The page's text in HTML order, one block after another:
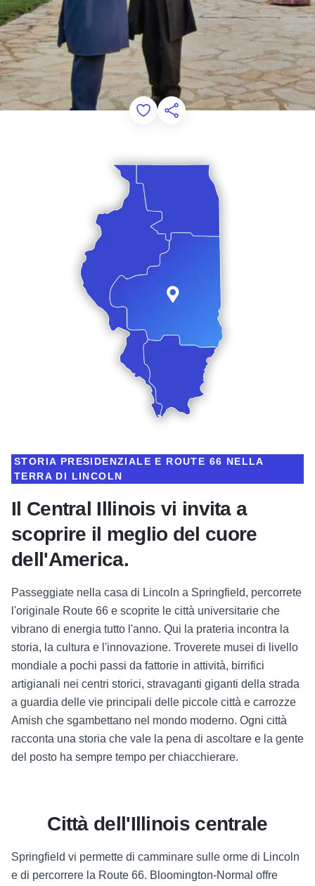
Add to Favorites
Condividi questa pagina
Il Central Illinois vi invita a
scoprire il meglio del cuore
dell'America.
STORIA PRESIDENZIALE E ROUTE 66 NELLA
TERRA DI LINCOLN
Passeggiate nella casa di Lincoln a Springfield, percorrete
l'originale Route 66 e scoprite le città universitarie che
vibrano di energia tutto l'anno. Qui la prateria incontra la
storia, la cultura e l'innovazione. Troverete musei di livello
mondiale a pochi passi da fattorie in attività, birrifici
artigianali nei centri storici, stravaganti giganti della strada
a guardia delle vie principali delle piccole città e carrozze
Amish che sgambettano nel mondo moderno. Ogni città
racconta una storia che vale la pena di ascoltare e la gente
del posto ha sempre tempo per chiacchierare.
Città dell'Illinois centrale
Springfield vi permette di camminare sulle orme di Lincoln
e di percorrere la Route 66. Bloomington-Normal offre